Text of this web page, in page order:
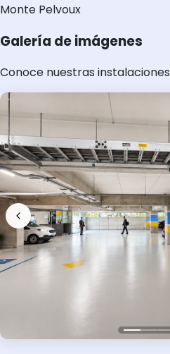
Monte Pelvoux
Galería de imágenes
Conoce nuestras instalaciones